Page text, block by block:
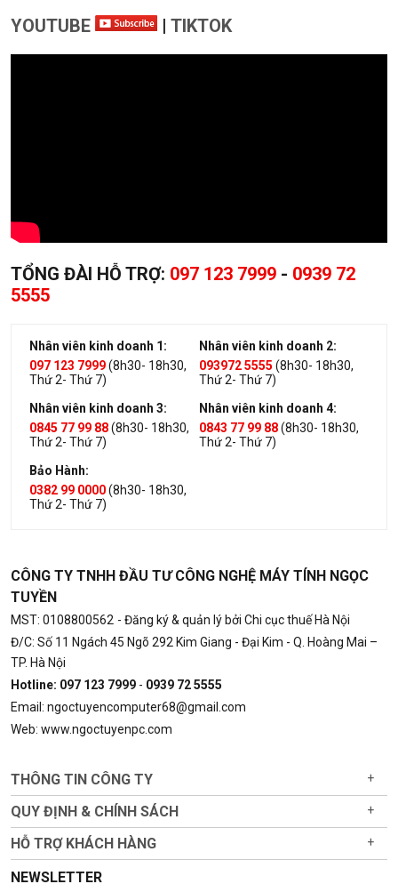
YOUTUBE | TIKTOK
TỔNG ĐÀI HỖ TRỢ: 097 123 7999 - 0939 72
5555
Nhân viên kinh doanh 1:
097 123 7999(8h30- 18h30,
Thứ 2- Thứ 7)
Nhân viên kinh doanh 2:
093972 5555 (8h30- 18h30,
Thứ 2- Thứ 7)
Nhân viên kinh doanh 3:
0845 77 99 88(8h30- 18h30,
Thứ 2- Thứ 7)
Nhân viên kinh doanh 4:
0843 77 99 88(8h30- 18h30,
Thứ 2- Thứ 7)
Bảo Hành:
0382 99 0000(8h30- 18h30,
Thứ 2- Thứ 7)
CÔNG TY TNHH ĐẦU TƯ CÔNG NGHỆ MÁY TÍNH NGỌC
TUYỀN
MST: 0108800562 - Đăng ký & quản lý bởi Chi cục thuế Hà Nội
Đ/C: Số 11 Ngách 45 Ngõ 292 Kim Giang - Đại Kim - Q. Hoàng Mai –
TP. Hà Nội
Hotline: 097 123 7999 - 0939 72 5555
Email: ngoctuyencomputer68@gmail.com
Web: www.ngoctuyenpc.com
THÔNG TIN CÔNG TY +
QUY ĐỊNH & CHÍNH SÁCH +
HỖ TRỢ KHÁCH HÀNG +
NEWSLETTER